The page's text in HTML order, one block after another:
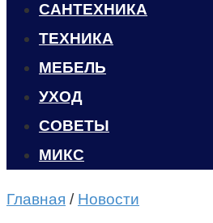
САНТЕХНИКА
ТЕХНИКА
МЕБЕЛЬ
УХОД
CОВЕТЫ
МИКС
Главная / Новости